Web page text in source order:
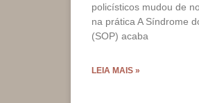
policísticos mudou de
na prática A Síndrome
(SOP) acaba
LEIA MAIS »